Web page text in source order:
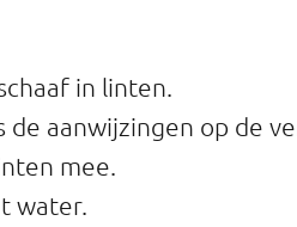
in linten.
de aanwijzingen op de
mee.
water.